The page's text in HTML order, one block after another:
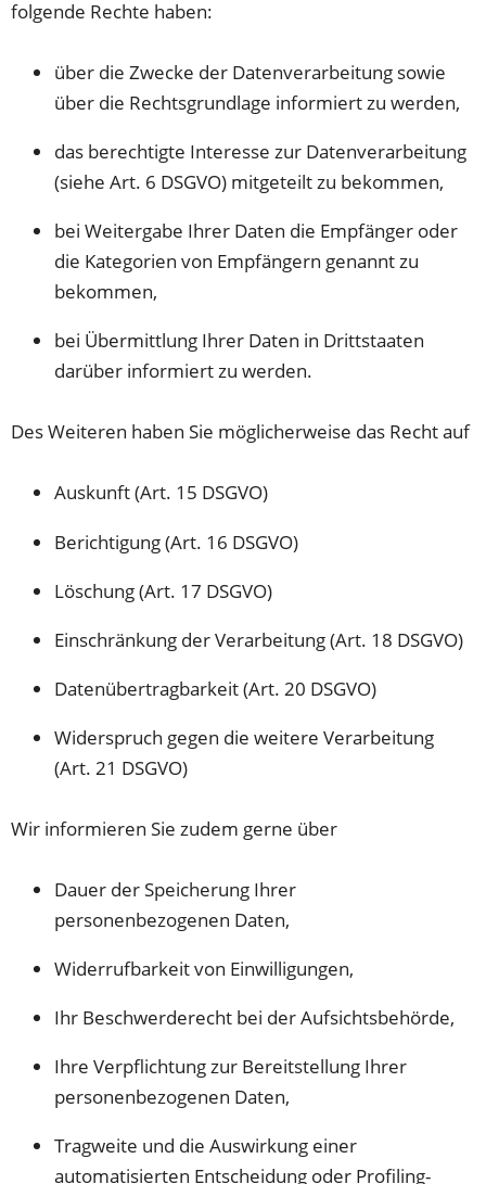
folgende Rechte haben:
über die Zwecke der Datenverarbeitung sowie
über die Rechtsgrundlage informiert zu werden,
das berechtigte Interesse zur Datenverarbeitung
(siehe Art. 6 DSGVO) mitgeteilt zu bekommen,
bei Weitergabe Ihrer Daten die Empfänger oder
die Kategorien von Empfängern genannt zu
bekommen,
bei Übermittlung Ihrer Daten in Drittstaaten
darüber informiert zu werden.
Des Weiteren haben Sie möglicherweise das Recht auf
Auskunft (Art. 15 DSGVO)
Berichtigung (Art. 16 DSGVO)
Löschung (Art. 17 DSGVO)
Einschränkung der Verarbeitung (Art. 18 DSGVO)
Datenübertragbarkeit (Art. 20 DSGVO)
Widerspruch gegen die weitere Verarbeitung
(Art. 21 DSGVO)
Wir informieren Sie zudem gerne über
Dauer der Speicherung Ihrer
personenbezogenen Daten,
Widerrufbarkeit von Einwilligungen,
Ihr Beschwerderecht bei der Aufsichtsbehörde,
Ihre Verpflichtung zur Bereitstellung Ihrer
personenbezogenen Daten,
Tragweite und die Auswirkung einer
automatisierten Entscheidung oder Profiling-